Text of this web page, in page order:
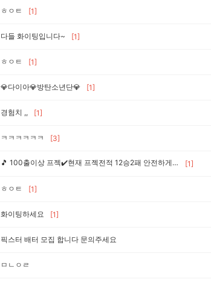
ㅎㅇㅌ [1]
다들 화이팅입니다~ [1]
ㅎㅇㅌ [1]
💎다이아💎방탄소년단💎 [1]
경험치 ,, [1]
ㅋㅋㅋㅋㅋㅋ [3]
🎵 100출이상 프젝✔️현재 프젝전적 12승2패 안전하게진행합니다 🎵 [1]
ㅎㅇㅌ [1]
화이팅하세요 [1]
픽스터 배터 모집 합니다 문의주세요
ㅁㄴㅇㄹ